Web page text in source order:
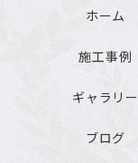
ホーム
施工事例
ギャラリー
ブログ